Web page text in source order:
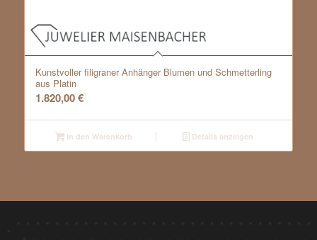
Kunstvoller filigraner Anhänger Blumen und Schmetterling
aus Platin
1.820,00€
In den Warenkorb Details anzeigen